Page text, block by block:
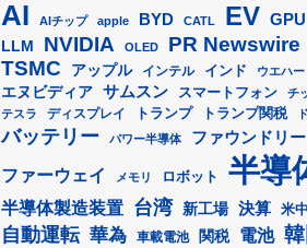
AI AIチップ apple BYD CATL EV GPU
LLM NVIDIA OLED PR Newswire
TSMC アップル インテル インド ウエハー
エヌビディア サムスン スマートフォン
チ
テスラ
ディスプレイ トランプ トランプ関税
バッテリー パワー半導体 ファウンドリー
ファーウェイ メモリ ロボット 半導
半導体製造装置 台湾 新工場 決算 米中
自動運転 華為 車載電池 関税 電池